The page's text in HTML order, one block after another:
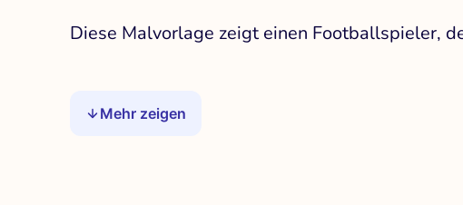
Diese Malvorlage zeigt einen Footballspieler,
Mehr zeigen